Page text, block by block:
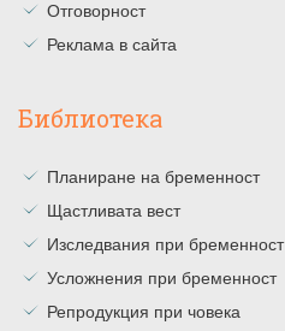
Отговорност
Реклама в сайта
Библиотека
Планиране на бременност
Щастливата вест
Изследвания при бременност
Усложнения при бременност
Репродукция при човека